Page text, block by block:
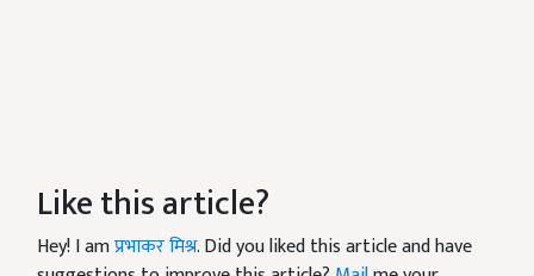
Like this article?
Hey! I amप्रभाकर मिश्र. Did you liked this article and have